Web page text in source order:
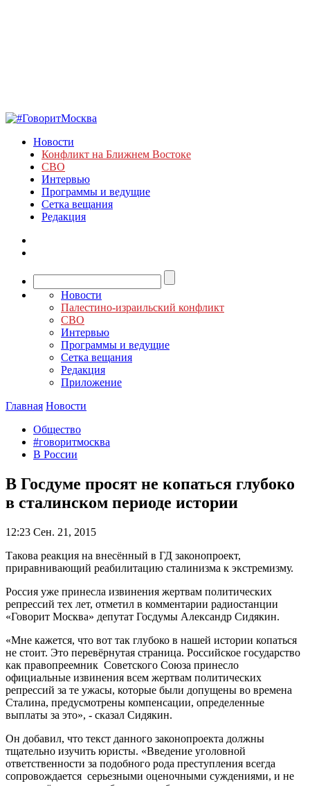
Новости
Конфликт на Ближнем Востоке
СВО
Интервью
Программы и ведущие
Сетка вещания
Редакция
Новости
Палестино-израильский конфликт
СВО
Интервью
Программы и ведущие
Сетка вещания
Редакция
Приложение
Главная Новости
Общество
#говоритмосква
В России
В Госдуме просят не копаться глубоко
в сталинском периоде истории
12:23 Сен. 21, 2015
Такова реакция на внесённый в ГД законопроект,
приравнивающий реабилитацию сталинизма к экстремизму.
Россия уже принесла извинения жертвам политических
репрессий тех лет, отметил в комментарии радиостанции
«Говорит Москва» депутат Госдумы Александр Сидякин.
«Мне кажется, что вот так глубоко в нашей истории копаться
не стоит. Это перевёрнутая страница. Российское государство
как правопреемник Советского Союза принесло
официальные извинения всем жертвам политических
репрессий за те ужасы, которые были допущены во времена
Сталина, предусмотрены компенсации, определенные
выплаты за это», - сказал Сидякин.
Он добавил, что текст данного законопроекта должны
тщательно изучить юристы. «Введение уголовной
ответственности за подобного рода преступления всегда
сопровождается серьезными оценочными суждениями, и не